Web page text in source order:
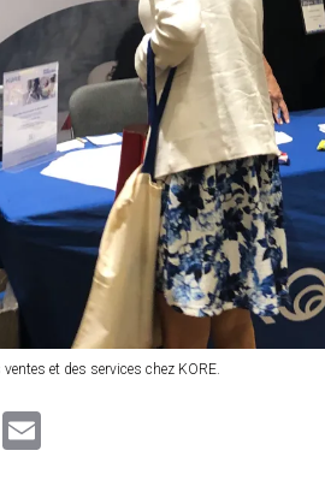
et des services chez KORE.
L